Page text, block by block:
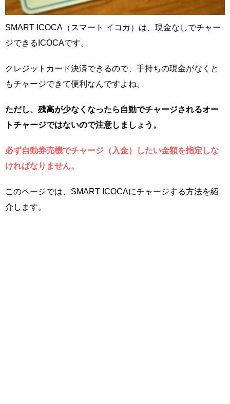
SMART ICOCA（スマート イコカ）は、現金なしでチャー
ジできるICOCAです。
クレジットカード決済できるので、手持ちの現金がなくと
もチャージできて便利なんですよね。
ただし、残高が少なくなったら自動でチャージされるオー
トチャージではないので注意しましょう。
必ず自動券売機でチャージ（入金）したい金額を指定しな
ければなりません。
このページでは、SMART ICOCAにチャージする方法を紹
介します。